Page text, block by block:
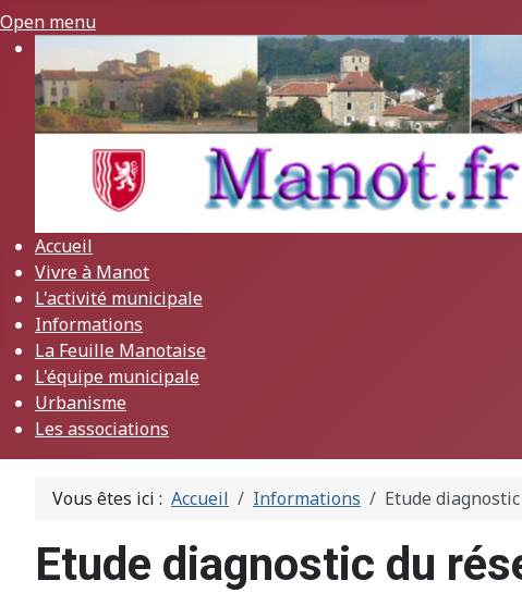
Open menu
Accueil
Vivre à Manot
L'activité municipale
Informations
La Feuille Manotaise
L'équipe municipale
Urbanisme
Les associations
Vous êtes ici : Accueil Informations Etude
Etude diagnostic du